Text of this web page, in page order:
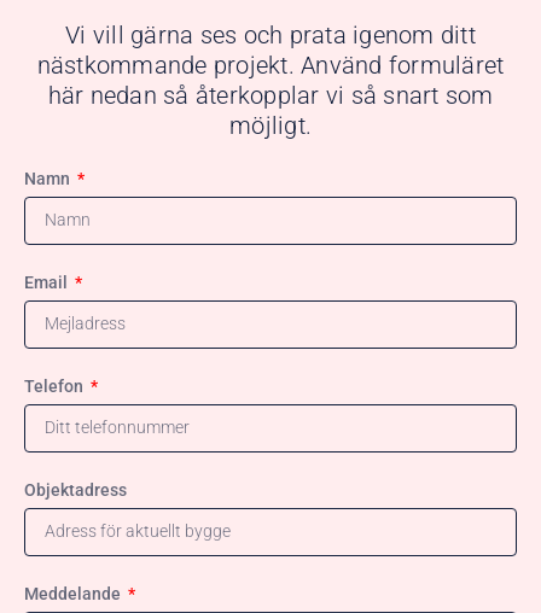
Vi vill gärna ses och prata igenom ditt
nästkommande projekt. Använd formuläret
här nedan så återkopplar vi så snart som
möjligt.
Namn
Email
Telefon
Objektadress
Meddelande